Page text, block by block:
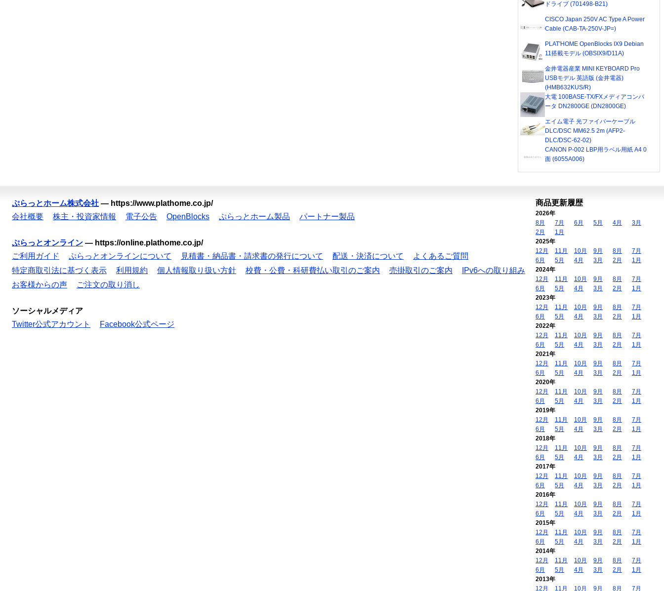
ドライブ (701498-B21)
CISCO Japan 250V AC Type A Power
Cable (CAB-TA-250V-JP=)
PLAT'HOME OpenBlocks IX9 Debian
11搭載モデル (OBSIX9/D11A)
金井電器産業 MINI KEYBOARD Pro
USBモデル 英語版 (金井電器)
(HMB632KUS/R)
大電 100BASE-TX/FXメディアコンバ
ータ DN2800GE (DN2800GE)
エイム電子 光ファイバーケーブル
DLC/DSC MM62.5 2m (AFP2-
DLC/DSC-62-02)
CANON P-002 LBP用ラベル用紙 A4 0
面 (6055A006)
ぷらっとホーム株式会社 — https://www.plathome.co.jp/
会社概要
株主・投資家情報 電子公告 OpenBlocks ぷらっとホーム製品 パートナー製品
ぷらっとオンライン — https://online.plathome.co.jp/
ご利用ガイド
ぷらっとオンラインについて 見積書・納品書・請求書の発行について 配送・決済について
よくあるご質問
特定商取引法に基づく表示
利用規約 個人情報取り扱い方針 校費・公費・科研費払い取引のご案内 売掛取引のご案内
IPv6への取り組み
お客様からの声
ご注文の取り消し
ソーシャルメディア
Twitter公式アカウント
Facebook公式ページ
商品更新履歴
2026年
8月
7月 6月 5月 4月
3月
2月
1月
2025年
12月
11月 10月 9月 8月
7月
6月
5月 4月 3月 2月
1月
2024年
12月
11月 10月 9月 8月
7月
6月
5月 4月 3月 2月
1月
2023年
12月
11月 10月 9月 8月
7月
6月
5月 4月 3月 2月
1月
2022年
12月
11月 10月 9月 8月
7月
6月
5月 4月 3月 2月
1月
2021年
12月
11月 10月 9月 8月
7月
6月
5月 4月 3月 2月
1月
2020年
12月
11月 10月 9月 8月
7月
6月
5月 4月 3月 2月
1月
2019年
12月
11月 10月 9月 8月
7月
6月
5月 4月 3月 2月
1月
2018年
12月
11月 10月 9月 8月
7月
6月
5月 4月 3月 2月
1月
2017年
12月
11月 10月 9月 8月
7月
6月
5月 4月 3月 2月
1月
2016年
12月
11月 10月 9月 8月
7月
6月
5月 4月 3月 2月
1月
2015年
12月
11月 10月 9月 8月
7月
6月
5月 4月 3月 2月
1月
2014年
12月
11月 10月 9月 8月
7月
6月
5月 4月 3月 2月
1月
2013年
12月
11月 10月 9月 8月 7月